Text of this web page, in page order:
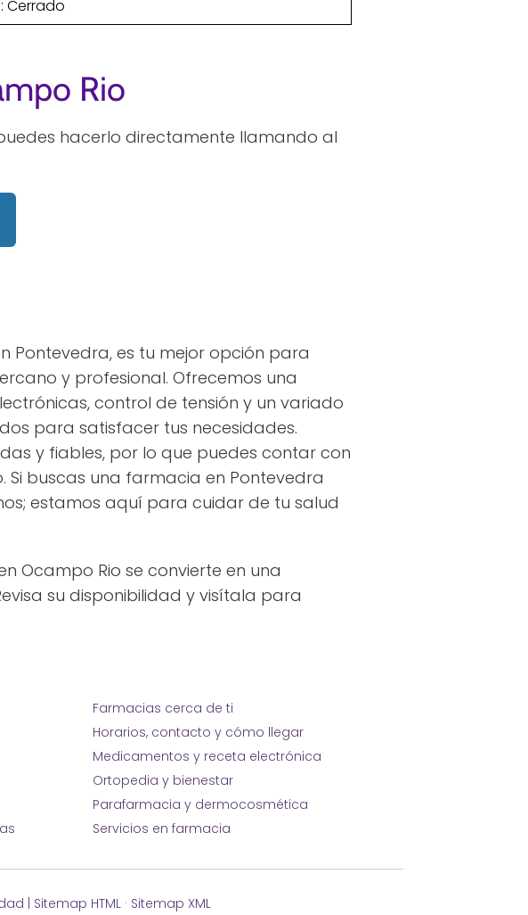
Cerrado
Rio
hacerlo directamente llamando al
Pontevedra, es tu mejor opción para
y profesional. Ofrecemos una
control de tensión y un variado
para satisfacer tus necesidades.
y fiables, por lo que puedes contar con
buscas una farmacia en Pontevedra
estamos aquí para cuidar de tu salud
Ocampo Rio se convierte en una
su disponibilidad y visítala para
Farmacias cerca de ti
Horarios, contacto y cómo llegar
Medicamentos y receta electrónica
Ortopedia y bienestar
Parafarmacia y dermocosmética
Servicios en farmacia
| Sitemap HTML· Sitemap XML